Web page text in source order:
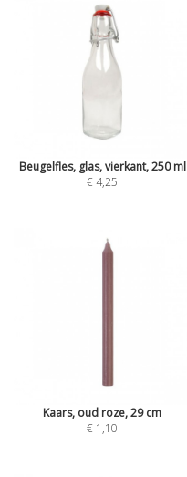
Beugelfles, glas, vierkant, 250 ml
€ 4,25
Kaars, oud roze, 29 cm
€ 1,10